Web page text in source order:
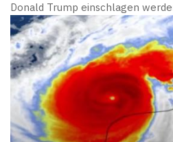
Donald Trump einschlagen